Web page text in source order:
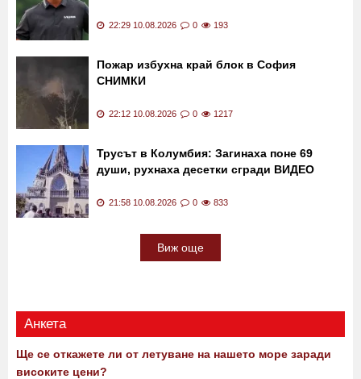
22:29 10.08.2026 0 193
Пожар избухна край блок в София
СНИМКИ
22:12 10.08.2026 0 1217
Трусът в Колумбия: Загинаха поне 69
души, рухнаха десетки сгради ВИДЕО
21:58 10.08.2026 0 833
Виж още
Анкета
Ще се откажете ли от летуване на нашето море заради
високите цени?